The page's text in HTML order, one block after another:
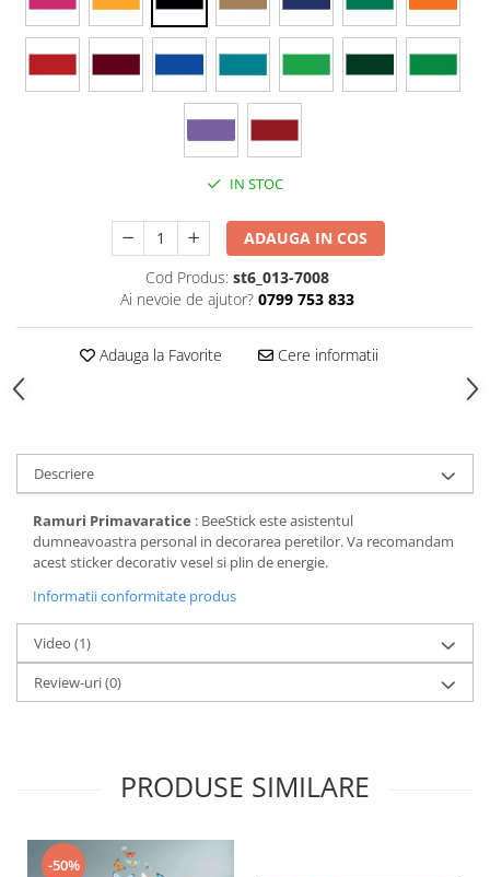
Stickere Walplus ™
Stickere Auto
Stickere pereche
Stickere imprimate
Copii
Stickere PVC
Stickere tip tablou
IN STOC
ADAUGA IN COS
Cod Produs: st6_013-7008
Ai nevoie de ajutor? 0799 753 833
Adauga la Favorite Cere informatii
Descriere
Ramuri Primavaratice : BeeStick este asistentul
dumneavoastra personal in decorarea peretilor. Va recomandam
acest sticker decorativ vesel si plin de energie.
Informatii conformitate produs
Video (1)
Review-uri(0)
PRODUSE SIMILARE
-50%